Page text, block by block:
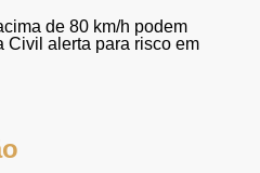
de 80 km/h podem
Civil alerta para risco em